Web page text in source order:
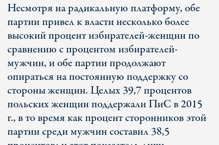
Несмотря на радикальную платформу, обе
партии привел к власти несколько более
высокий процент избирателей-женщин по
сравнению с процентом избирателей-
мужчин, и обе партии продолжают
опираться на постоянную поддержку со
стороны женщин. Целых 39,7 процентов
польских женщин поддержали ПиС в 2015
г., в то время как процент сторонников этой
партии среди мужчин составил 38,5